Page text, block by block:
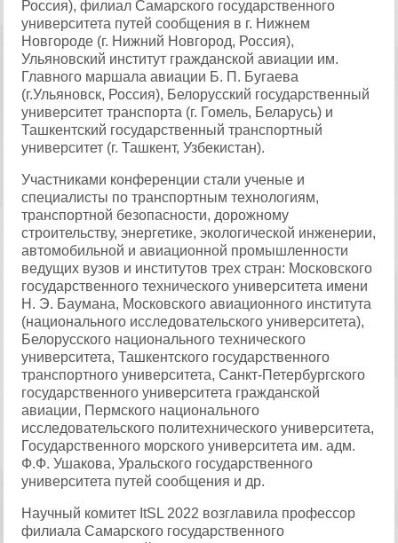
Россия), филиал Самарского государственного
университета путей сообщения в г. Нижнем
Новгороде (г. Нижний Новгород, Россия),
Ульяновский институт гражданской авиации им.
Главного маршала авиации Б. П. Бугаева
(г.Ульяновск, Россия), Белорусский государственный
университет транспорта (г. Гомель, Беларусь) и
Ташкентский государственный транспортный
университет (г. Ташкент, Узбекистан).
Участниками конференции стали ученые и
специалисты по транспортным технологиям,
транспортной безопасности, дорожному
строительству, энергетике, экологической инженерии,
автомобильной и авиационной промышленности
ведущих вузов и институтов трех стран: Московского
государственного технического университета имени
Н. Э. Баумана, Московского авиационного института
(национального исследовательского университета),
Белорусского национального технического
университета, Ташкентского государственного
транспортного университета, Санкт-Петербургского
государственного университета гражданской
авиации, Пермского национального
исследовательского политехнического университета,
Государственного морского университета им. адм.
Ф.Ф. Ушакова, Уральского государственного
университета путей сообщения и др.
Научный комитет ItSL 2022 возглавила профессор
филиала Самарского государственного